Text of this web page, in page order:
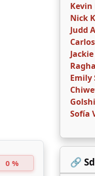
0 %
Kevin
Nick
Judd
Emily
Sofía
🔗